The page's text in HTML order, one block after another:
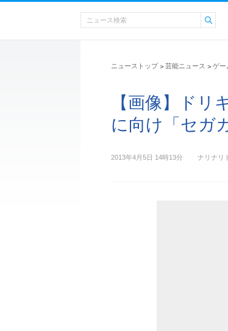
ニューストップ > 芸能ニュース > ゲー
【画像】ド
に向け「セガ
2013年4月5日 14時13分 ナリナリ